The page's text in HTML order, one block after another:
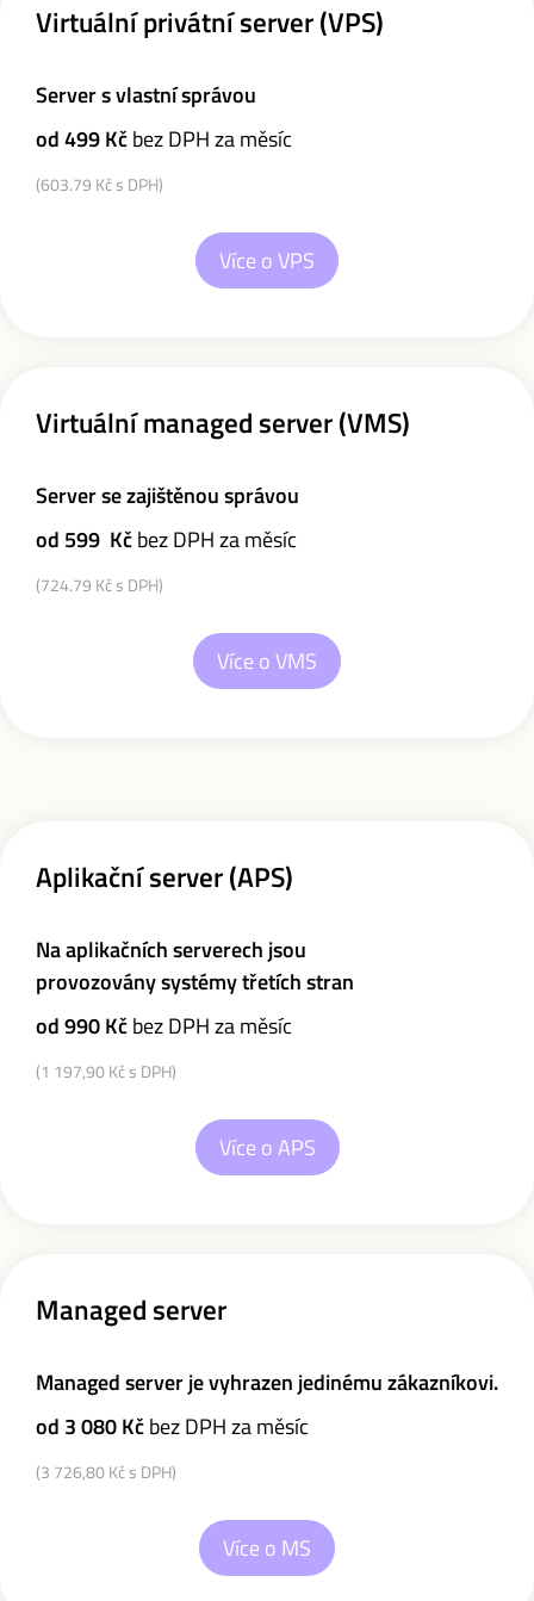
Virtuální privátní server (VPS)
Server s vlastní správou
od 499 Kčbez DPH za měsíc
(603.79 Kč s DPH)
Více o VPS
Virtuální managed server (VMS)
Server se zajištěnou správou
od 599 Kčbez DPH za měsíc
(724.79 Kč s DPH)
Více o VMS
Aplikační server (APS)
Na aplikačních serverech jsou
provozovány systémy třetích stran
od 990Kčbez DPH za měsíc
(1 197,90 Kč s DPH)
Více o APS
Managed server
Managed server je vyhrazen jedinému zákazníkovi.
od 3 080Kčbez DPH za měsíc
(3 726,80 Kč s DPH)
Více o MS